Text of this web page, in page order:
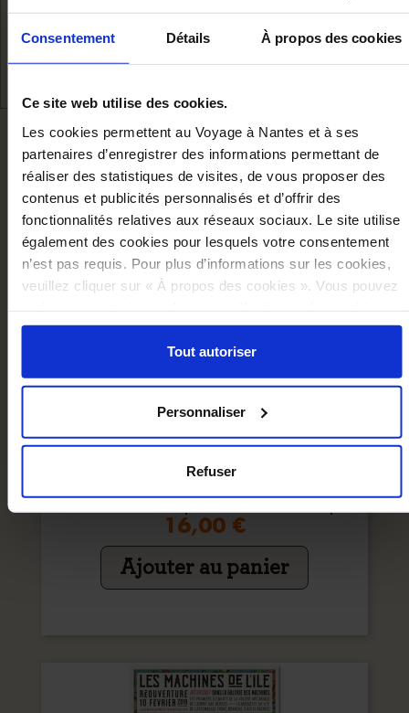
Consentement Détails À propos des cookies
Ce site web utilise des cookies.
Les cookies permettent au Voyage à Nantes et à ses
partenaires d’enregistrer des informations permettant de
réaliser des statistiques de visites, de vous proposer des
contenus et publicités personnalisés et d’offrir des
fonctionnalités relatives aux réseaux sociaux. Le site utilise
également des cookies pour lesquels votre consentement
n’est pas requis. Pour plus d’informations sur les cookies,
veuillez cliquer sur « À propos des cookies ». Vous pouvez
selon les finalités via l'onglet « Détails ». À tout moment,
vous pouvez modifier votre choix en cliquant sur le lien
« Cookies » en bas des pages du site.
Tout autoriser
Personnaliser
Refuser
Ajouter au panier
NOUS VOUS
Carnet De Croquis Les Mécaniques Savantes
16,00 €
Ajouter au panier